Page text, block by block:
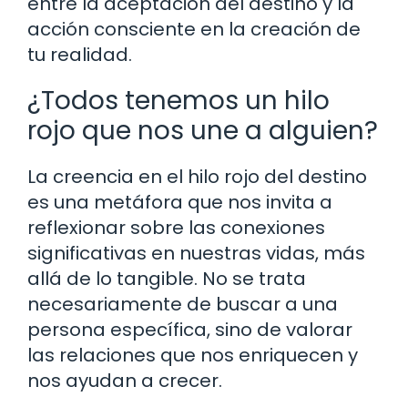
acción consciente en la creación de
tu realidad.
¿Todos tenemos un hilo
rojo que nos une a alguien?
La creencia en el hilo rojo del destino
es una metáfora que nos invita a
reflexionar sobre las conexiones
significativas en nuestras vidas, más
allá de lo tangible. No se trata
necesariamente de buscar a una
persona específica, sino de valorar
las relaciones que nos enriquecen y
nos ayudan a crecer.